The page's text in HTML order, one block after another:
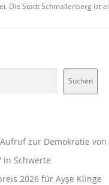
Die Stadt Schmallenberg ist
Suchen
zur Demokratie
in Schwerte
2026 für Ayşe Klinge